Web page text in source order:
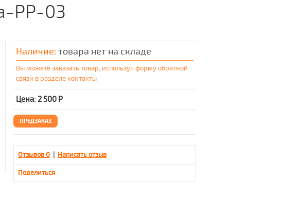
PP-03
Наличие: товара нет на складе
Вы можете заказать товар, используя форму обратной
связи в разделе контакты
Цена: 2 500 Р
ПРЕДЗАКАЗ
Отзывов 0 Написать отзыв
Поделиться